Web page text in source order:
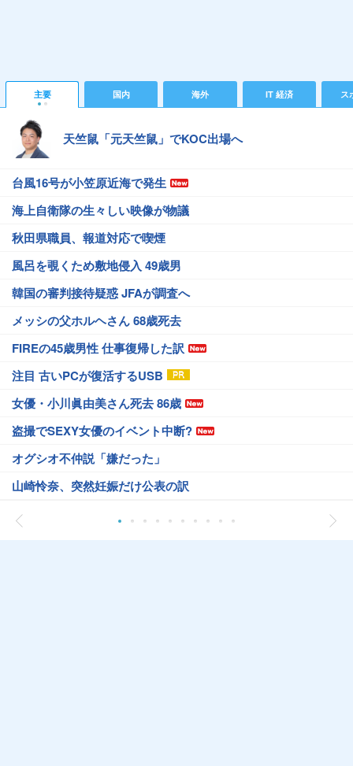
主要 国内 海外 IT 経済 ス
天竺鼠「元天竺鼠」でKOC出場へ
台風16号が小笠原近海で発生
海上自衛隊の生々しい映像が物議
秋田県職員、報道対応で喫煙
風呂を覗くため敷地侵入 49歳男
韓国の審判接待疑惑 JFAが調査へ
メッシの父ホルヘさん 68歳死去
FIREの45歳男性 仕事復帰した訳
注目 古いPCが復活するUSB
女優・小川眞由美さん死去 86歳
盗撮でSEXY女優のイベント中断?
オグシオ不仲説「嫌だった」
山崎怜奈、突然妊娠だけ公表の訳